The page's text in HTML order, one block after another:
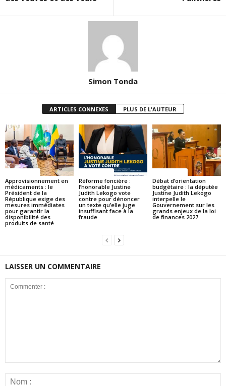
Simon Tonda
ARTICLES CONNEXES PLUS DE L'AUTEUR
Approvisionnement en
médicaments : le
Président de la
République exige des
mesures immédiates
pour garantir la
disponibilité des
produits de santé
Réforme foncière :
l’honorable Justine
Judith Lekogo vote
contre pour dénoncer
un texte qu’elle juge
insuffisant face à la
fraude
Débat d’orientation
budgétaire : la députée
Justine Judith Lekogo
interpelle le
Gouvernement sur les
grands enjeux de la loi
de finances 2027
LAISSER UN COMMENTAIRE